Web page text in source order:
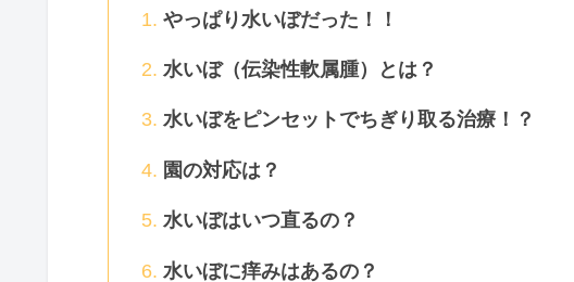
やっぱり水いぼだった！！
水いぼ（伝染性軟属腫）とは？
水いぼをピンセットでちぎり取る治療！？
園の対応は？
水いぼはいつ直るの？
水いぼに痒みはあるの？